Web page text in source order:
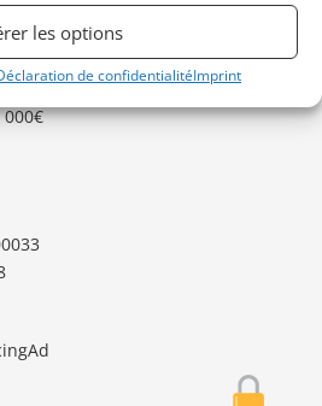
les options
de confidentialitéImprint
est édité par